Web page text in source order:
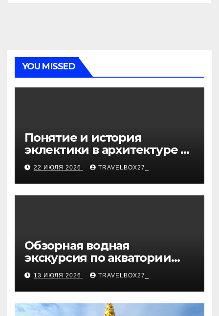
YOU MISSED
Понятие и история
эклектики в архитектуре и
дизайне интерьеров
22 ИЮЛЯ 2026 TRAVELBOX27_
Обзорная водная
экскурсия по акватории
бухты Песчаная
13 ИЮЛЯ 2026 TRAVELBOX27_